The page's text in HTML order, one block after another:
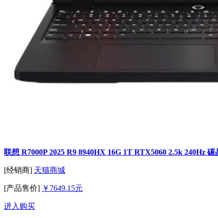
联想 R7000P 2025 R9 8940HX 16G 1T RTX5060 2.5k 240Hz 碳
[经销商] 天猫商城
[产品售价] ￥7649.15元
进入购买